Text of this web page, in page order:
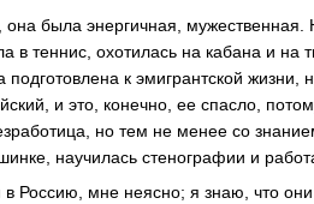
была энергичная, мужественная.
в теннис, охотилась на кабана и на
к эмигрантской жизни,
и это, конечно, ее спасло,
но тем не менее со
научилась стенографии и
в Россию, мне неясно; я знаю, что